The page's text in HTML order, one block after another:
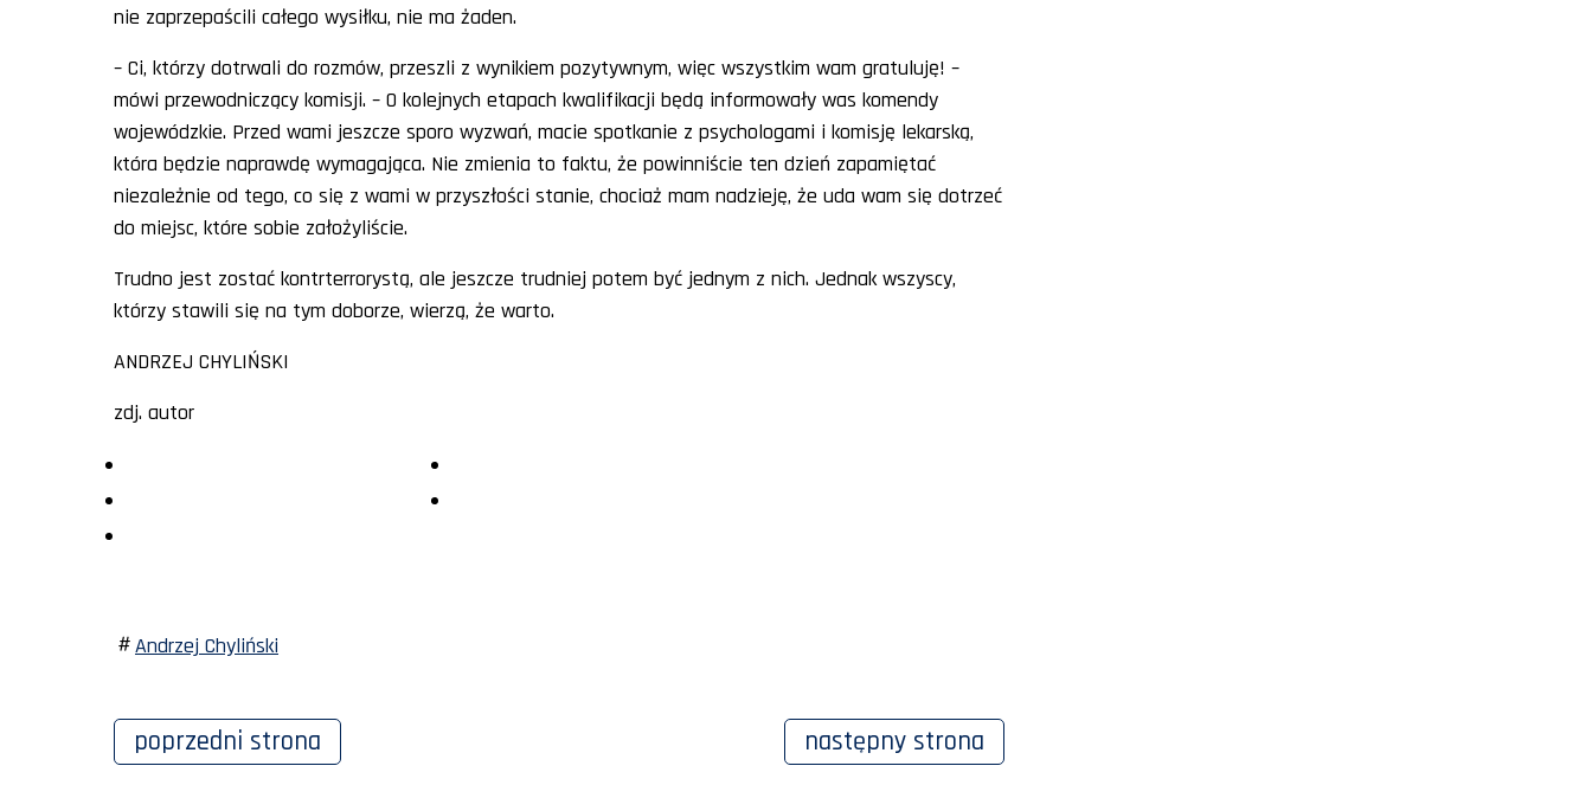
nie zaprzepaścili całego wysiłku, nie ma żaden.
– Ci, którzy dotrwali do rozmów, przeszli z wynikiem pozytywnym, więc wszystkim wam gratuluję! –
mówi przewodniczący komisji. – O kolejnych etapach kwalifikacji będą informowały was komendy
wojewódzkie. Przed wami jeszcze sporo wyzwań, macie spotkanie z psychologami i komisję lekarską,
która będzie naprawdę wymagająca. Nie zmienia to faktu, że powinniście ten dzień zapamiętać
niezależnie od tego, co się z wami w przyszłości stanie, chociaż mam nadzieję, że uda wam się dotrzeć
do miejsc, które sobie założyliście.
Trudno jest zostać kontrterrorystą, ale jeszcze trudniej potem być jednym z nich. Jednak wszyscy,
którzy stawili się na tym doborze, wierzą, że warto.
ANDRZEJ CHYLIŃSKI
zdj. autor
Andrzej Chyliński
poprzedni strona następny strona